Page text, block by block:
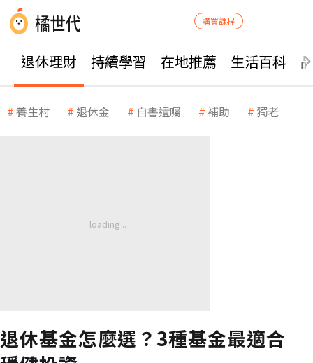
購買課程
退休理財 持續學習 在地推薦 生活百科
養生村 退休金 自書遺囑 補助 獨老
退休基金怎麼選？3種基金最適合